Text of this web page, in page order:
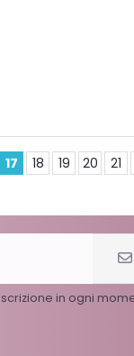
17 18 19 20 21
in ogni